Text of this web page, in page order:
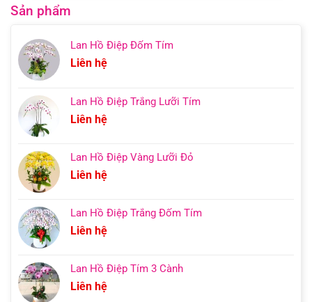
Sản phẩm
Lan Hồ Điệp Đốm Tím
Liên hệ
Lan Hồ Điệp Trắng Lưỡi Tím
Liên hệ
Lan Hồ Điệp Vàng Lưỡi Đỏ
Liên hệ
Lan Hồ Điệp Trắng Đốm Tím
Liên hệ
Lan Hồ Điệp Tím 3 Cành
Liên hệ